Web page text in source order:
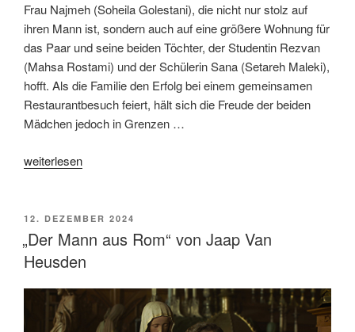
Frau Najmeh (Soheila Golestani), die nicht nur stolz auf
ihren Mann ist, sondern auch auf eine größere Wohnung für
das Paar und seine beiden Töchter, der Studentin Rezvan
(Mahsa Rostami) und der Schülerin Sana (Setareh Maleki),
hofft. Als die Familie den Erfolg bei einem gemeinsamen
Restaurantbesuch feiert, hält sich die Freude der beiden
Mädchen jedoch in Grenzen …
„„Die
heiligen
Feigenbaums“
von
Mohammad
Rasoulof“
weiterlesen
VERÖFFENTLICHT
AM
12. DEZEMBER 2024
„Der Mann aus Rom“ von Jaap Van
Heusden